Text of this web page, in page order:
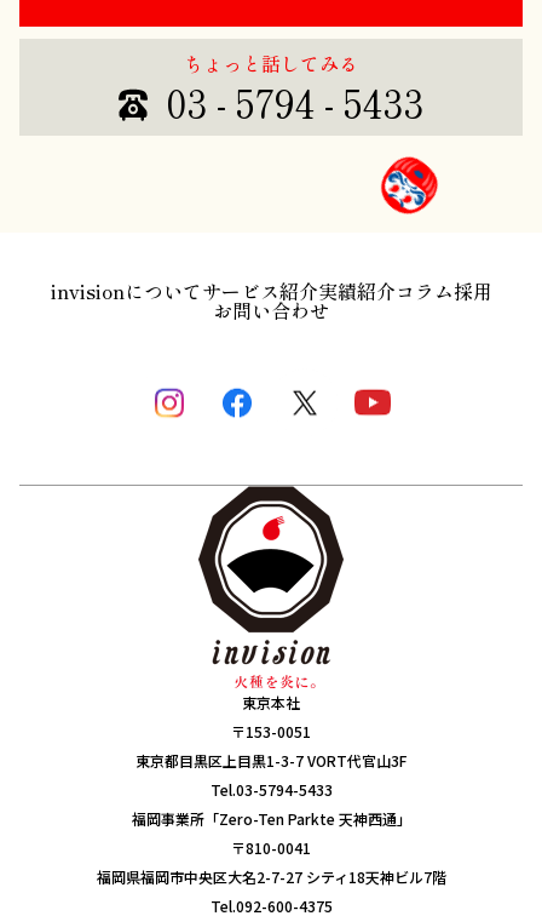
ちょっと話してみる
03 - 5794 - 5433
invisionについてサービス紹介実績紹介コラム採用
お問い合わせ
東京本社
〒153-0051
東京都目黒区上目黒1-3-7 VORT代官山3F
Tel.03-5794-5433
福岡事業所「Zero-Ten Parkte 天神西通」
〒810-0041
福岡県福岡市中央区大名2-7-27 シティ18天神ビル7階
Tel.092-600-4375